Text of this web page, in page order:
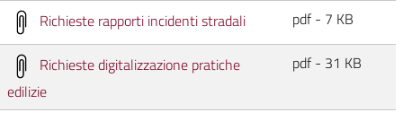
Richieste rapporti incidenti stradali pdf - 7 KB
Richieste digitalizzazione pratiche
edilizie
pdf - 31 KB